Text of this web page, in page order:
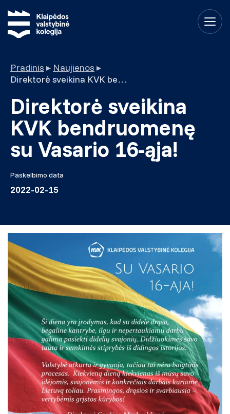
Pradinis ▸ Naujienos ▸
Direktorė sveikina KVK bendruomenę su Vasario 16-ąja!
Direktorė sveikina
KVK bendruomenę
su Vasario 16-ąja!
Paskelbimo data
2022-02-15